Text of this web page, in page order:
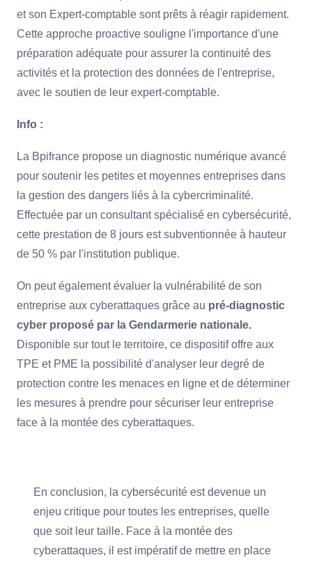
et son Expert-comptable sont prêts à réagir rapidement.
Cette approche proactive souligne l'importance d'une
préparation adéquate pour assurer la continuité des
activités et la protection des données de l'entreprise,
avec le soutien de leur expert-comptable.
Info :
La Bpifrance propose un diagnostic numérique avancé
pour soutenir les petites et moyennes entreprises dans
la gestion des dangers liés à la cybercriminalité.
Effectuée par un consultant spécialisé en cybersécurité,
cette prestation de 8 jours est subventionnée à hauteur
de 50 % par l'institution publique.
On peut également évaluer la vulnérabilité de son
entreprise aux cyberattaques grâce au pré-diagnostic
cyber proposé par la Gendarmerie nationale.
Disponible sur tout le territoire, ce dispositif offre aux
TPE et PME la possibilité d'analyser leur degré de
protection contre les menaces en ligne et de déterminer
les mesures à prendre pour sécuriser leur entreprise
face à la montée des cyberattaques.
En conclusion, la cybersécurité est devenue un
enjeu critique pour toutes les entreprises, quelle
que soit leur taille. Face à la montée des
cyberattaques, il est impératif de mettre en place